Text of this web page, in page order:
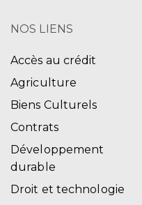
NOS LIENS
Accès au crédit
Agriculture
Biens Culturels
Contrats
Développement
durable
Droit et technologie